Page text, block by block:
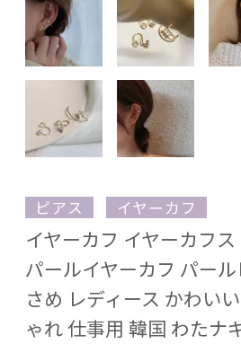
ピアス イヤーカフ
イヤーカフ イヤーカフ
パールイヤーカフ パー
さめ レディース かわい
ゃれ 仕事用 韓国 わたナ